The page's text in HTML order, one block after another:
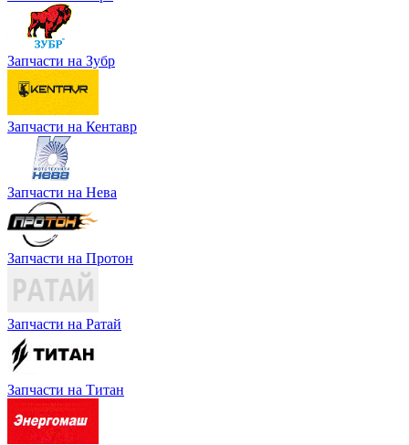
Запчасти на Зубр
Запчасти на Кентавр
Запчасти на Нева
Запчасти на Протон
Запчасти на Ратай
Запчасти на Титан